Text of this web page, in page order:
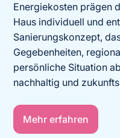
Energiekosten prägen
Haus individuell und
Sanierungskonzept,
Gegebenheiten,
persönliche Situation
nachhaltig und
Mehr erfahren